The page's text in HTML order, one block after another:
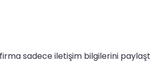
sadece iletişim bilgilerini